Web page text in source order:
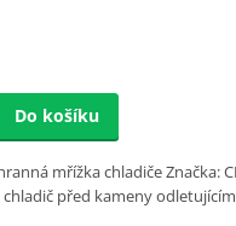
Do košíku
mřížka chladiče Značka:
chladič před kameny